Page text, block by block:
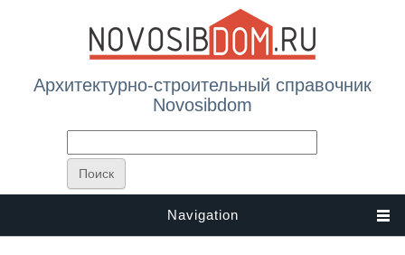
Архитектурно-строительный справочник
Novosibdom
Navigation